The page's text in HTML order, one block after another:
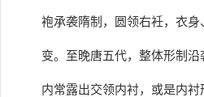
袍承袭隋制，圆领右衽，衣
变。至晚唐五代，整体形制
内常露出交领内衬，或是内衬